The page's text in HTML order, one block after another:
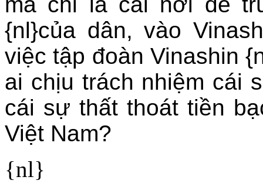
{nl}của dân, vào
việc tập đoàn Vinashin
ai chịu trách nhiệm cái
cái sự thất thoát tiền
Việt Nam?
{nl}